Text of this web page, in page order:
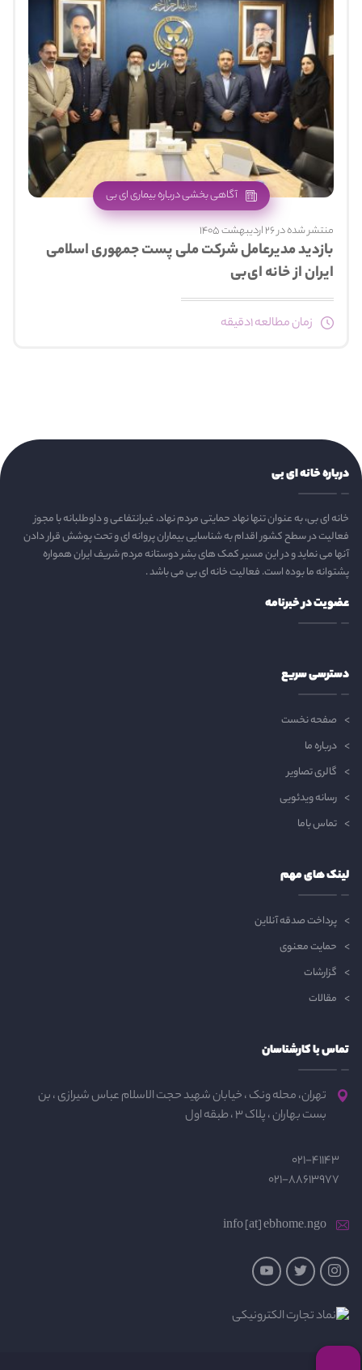
آگاهی بخشی درباره بیماری ای بی
منتشر شده در 26 اردیبهشت 1405
بازدید مدیرعامل شرکت ملی پست جمهوری اسلامی
ایران از خانه ای‌بی
زمان مطالعه 1دقیقه
درباره خانه ای بی
خانه ای بی، به عنوان تنها نهاد حمایتی مردم نهاد، غیرانتفاعی و داوطلبانه با مجوز
فعالیت در سطح کشور اقدام به شناسایی بیماران پروانه ای و تحت پوشش قرار دادن
آنها می نماید و در این مسیر کمک های بشر دوستانه مردم شریف ایران همواره
پشتوانه ما بوده است. فعالیت خانه ای بی می باشد .
عضویت در خبرنامه
دسترسی سریع
صفحه نخست
درباره ما
گالری تصاویر
رسانه ویدئویی
تماس باما
لینک های مهم
پرداخت صدقه آنلاین
حمایت معنوی
گزارشات
مقالات
تماس با کارشناسان
تهران، محله ونک ، خیابان شهید حجت الاسلام عباس شیرازی ، بن
بست بهاران ، پلاک 3 ، طبقه اول
021-41143
021-88613977
info [at] ebhome.ngo